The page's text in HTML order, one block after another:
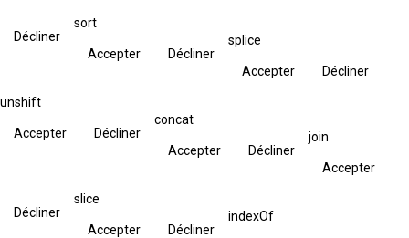
Décliner
sort
Accepter Décliner
splice
Accepter Décliner
unshift
Accepter Décliner
concat
Accepter Décliner
join
Accepter
Décliner
slice
Accepter Décliner
indexOf